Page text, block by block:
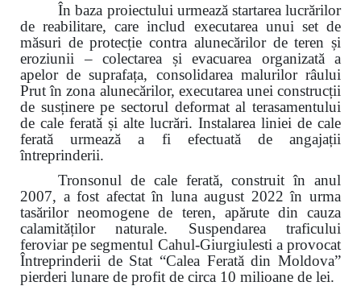
În baza proiectului urmează startarea lucrărilor
de reabilitare, care includ executarea unui set de
măsuri de protecție contra alunecărilor de teren și
eroziunii – colectarea și evacuarea organizată a
apelor de suprafața, consolidarea malurilor râului
Prut în zona alunecărilor, executarea unei construcții
de susținere pe sectorul deformat al terasamentului
de cale ferată și alte lucrări. Instalarea liniei de cale
ferată urmează a fi efectuată de angajații
întreprinderii.
Tronsonul de cale ferată, construit în anul
2007, a fost afectat în luna august 2022 în urma
tasărilor neomogene de teren, apărute din cauza
calamităților naturale. Suspendarea traficului
feroviar pe segmentul Cahul-Giurgiulesti a provocat
Întreprinderii de Stat “Calea Ferată din Moldova”
pierderi lunare de profit de circa 10 milioane de lei.